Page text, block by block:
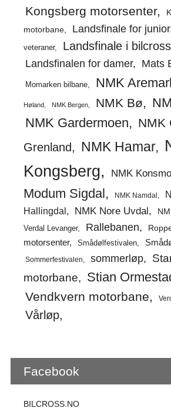
Kongsberg motorsenter
motorbane
Landsfinale for junior
veteraner
Landsfinale i bilcross
Landsfinalen for damer Mats
Momarken bilbane NMK
Høland NMK Bergen NMK Bø
NMK Gardermoen NMK
Grenland
NMK Hamar
Kongsberg
NMK Konsmo
Modum Sigdal
NMK Namdal
Hallingdal
NMK Nore Uvdal
Verdal Levanger
Rallebanen
motorsenter
Smådølfestivalen
Sommerfestivalen sommerløp
motorbane
Stian
Vendkvern motorbane
Vårløp
Facebook
BILCROSS.NO